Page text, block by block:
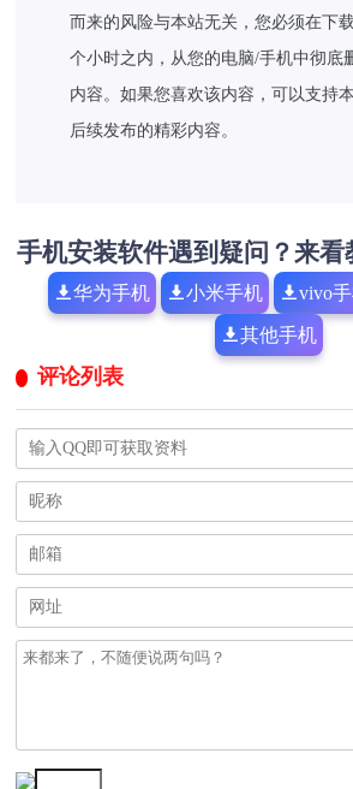
而来的风险与本站无关，您必须在下
个小时之内，从您的电脑/手机中彻底
内容。如果您喜欢该内容，可以支持
后续发布的精彩内容。
手机安装软件遇到疑问？来看
华为手机 小米手机 vivo
其他手机
评论列表